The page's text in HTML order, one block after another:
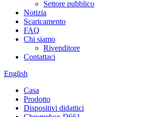
Settore pubblico
Notizia
Scaricamento
FAQ
Chi siamo
Rivenditore
Contattaci
English
Casa
Prodotto
Dispositivi didattici